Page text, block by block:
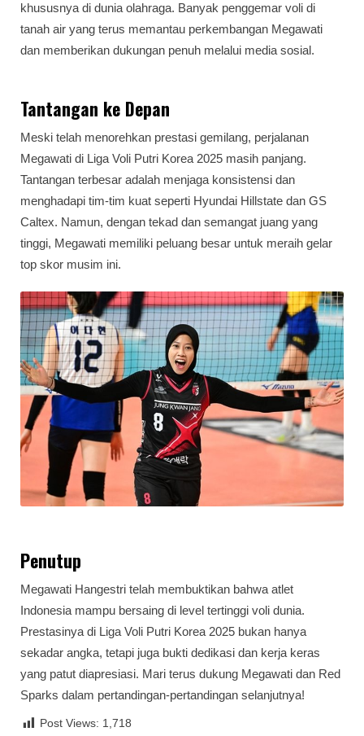
khususnya di dunia olahraga. Banyak penggemar voli di
tanah air yang terus memantau perkembangan Megawati
dan memberikan dukungan penuh melalui media sosial.
Tantangan ke Depan
Meski telah menorehkan prestasi gemilang, perjalanan
Megawati di Liga Voli Putri Korea 2025 masih panjang.
Tantangan terbesar adalah menjaga konsistensi dan
menghadapi tim-tim kuat seperti Hyundai Hillstate dan GS
Caltex. Namun, dengan tekad dan semangat juang yang
tinggi, Megawati memiliki peluang besar untuk meraih gelar
top skor musim ini.
Penutup
Megawati Hangestri telah membuktikan bahwa atlet
Indonesia mampu bersaing di level tertinggi voli dunia.
Prestasinya di Liga Voli Putri Korea 2025 bukan hanya
sekadar angka, tetapi juga bukti dedikasi dan kerja keras
yang patut diapresiasi. Mari terus dukung Megawati dan Red
Sparks dalam pertandingan-pertandingan selanjutnya!
Post Views: 1,718